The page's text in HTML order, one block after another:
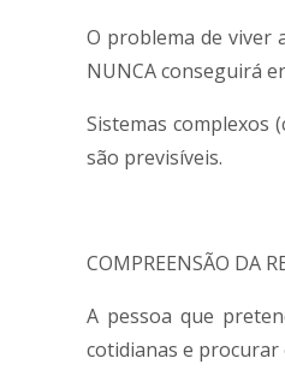
O problema de viver
NUNCA conseguirá
Sistemas complexos
são previsíveis.
COMPREENSÃO DA
A pessoa que
cotidianas e procurar